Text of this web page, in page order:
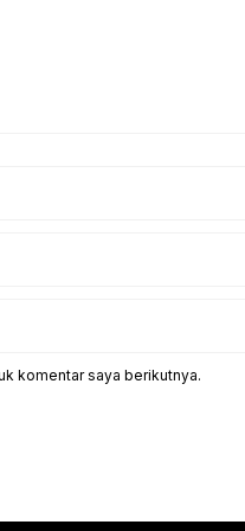
komentar saya berikutnya.